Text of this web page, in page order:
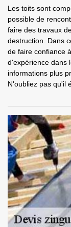
Les toits sont
possible de
faire des travaux
destruction. Dans
de faire confiance
d'expérience dans
informations plus
N'oubliez pas qu'il